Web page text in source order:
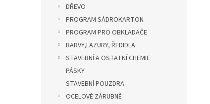
DŘEVO
PROGRAM SÁDROKARTON
PROGRAM PRO OBKLADAČE
BARVY,LAZURY, ŘEDIDLA
STAVEBNÍ A OSTATNÍ CHEMIE
PÁSKY
STAVEBNÍ POUZDRA
OCELOVÉ ZÁRUBNĚ